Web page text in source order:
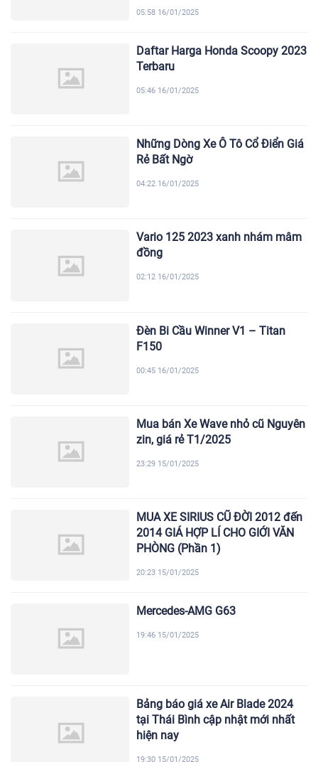
05:58 16/01/2025
Daftar Harga Honda Scoopy 2023
Terbaru
05:46 16/01/2025
Những Dòng Xe Ô Tô Cổ Điển Giá
Rẻ Bất Ngờ
04:22 16/01/2025
Vario 125 2023 xanh nhám mâm
đồng
02:12 16/01/2025
Đèn Bi Cầu Winner V1 – Titan
F150
00:45 16/01/2025
Mua bán Xe Wave nhỏ cũ Nguyên
zin, giá rẻ T1/2025
23:29 15/01/2025
MUA XE SIRIUS CŨ ĐỜI 2012 đến
2014 GIÁ HỢP LÍ CHO GIỚI VĂN
PHÒNG (Phần 1)
20:23 15/01/2025
Mercedes-AMG G63
19:46 15/01/2025
Bảng báo giá xe Air Blade 2024
tại Thái Bình cập nhật mới nhất
hiện nay
19:30 15/01/2025